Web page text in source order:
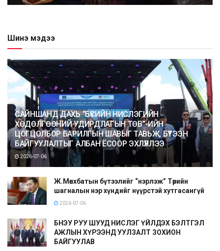
Шинэ мэдээ
САЙНШАНД ДАХЬ “БҮСИЙН НИСЛЭГИЙН
ХӨДӨЛГӨӨНИЙ УДИРДЛАГЫН ТӨВ”-ИЙН
ЦОГЦОЛБОР БАРИЛГЫН ШАВЫГ ТАВЬЖ, БҮТЭЭН
БАЙГУУЛАЛТЫГ АЛБАН ЁСООР ЭХЛҮҮЛЛЭЭ
2026-07-06
Ж.Мөнхбатын бүтээлийг “нэрлэж” Төрийн
шагналын нэр хүндийг нүүрстэй хутгасангүй
2026-07-06
БНЭУ РУУ ШУУД НИСЛЭГ ҮЙЛДЭХ БЭЛТГЭЛ
АЖЛЫН ХҮРЭЭНД УУЛЗАЛТ ЗОХИОН
БАЙГУУЛАВ